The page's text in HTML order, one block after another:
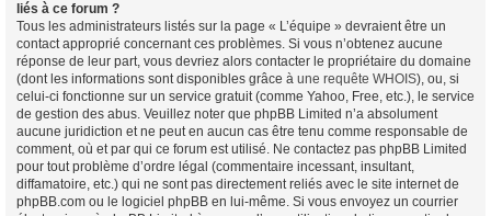
liés à ce forum ?
Tous les administrateurs listés sur la page « L’équipe » devraient être un
contact approprié concernant ces problèmes. Si vous n’obtenez aucune
réponse de leur part, vous devriez alors contacter le propriétaire du domaine
(dont les informations sont disponibles grâce à une requête WHOIS), ou, si
celui-ci fonctionne sur un service gratuit (comme Yahoo, Free, etc.), le service
de gestion des abus. Veuillez noter que phpBB Limited n’a absolument
aucune juridiction et ne peut en aucun cas être tenu comme responsable de
comment, où et par qui ce forum est utilisé. Ne contactez pas phpBB Limited
pour tout problème d’ordre légal (commentaire incessant, insultant,
diffamatoire, etc.) qui ne sont pas directement reliés avec le site internet de
phpBB.com ou le logiciel phpBB en lui-même. Si vous envoyez un courrier